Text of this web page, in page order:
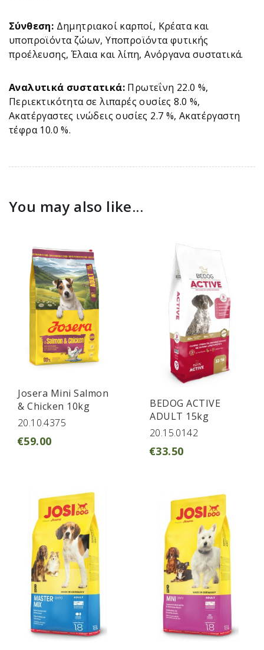
Σύνθεση: Δημητριακοί καρποί, Κρέατα και
υποπροϊόντα ζώων, Υποπροϊόντα φυτικής
προέλευσης, Έλαια και λίπη, Ανόργανα συστατικά.
Αναλυτικά συστατικά: Πρωτεΐνη 22.0 %,
Περιεκτικότητα σε λιπαρές ουσίες 8.0 %,
Ακατέργαστες ινώδεις ουσίες 2.7 %, Ακατέργαστη
τέφρα 10.0 %.
You may also like...
Josera Mini Salmon
& Chicken 10kg
20.10.4375
€59.00
BEDOG ACTIVE
ADULT 15kg
20.15.0142
€33.50